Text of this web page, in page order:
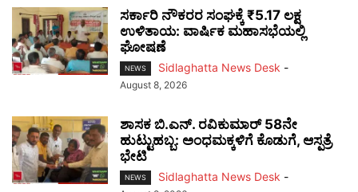
ಸರ್ಕಾರಿ ನೌಕರರ ಸಂಘಕ್ಕೆ ₹5.17 ಲಕ್ಷ
ಉಳಿತಾಯ: ವಾರ್ಷಿಕ ಮಹಾಸಭೆಯಲ್ಲಿ
ಘೋಷಣೆ
NEWS Sidlaghatta News Desk -
August 8, 2026
ಶಾಸಕ ಬಿ.ಎನ್. ರವಿಕುಮಾರ್ 58ನೇ
ಹುಟ್ಟುಹಬ್ಬ: ಅಂಧಮಕ್ಕಳಿಗೆ ಕೊಡುಗೆ, ಆಸ್ಪತ್ರೆ
ಭೇಟಿ
NEWS Sidlaghatta News Desk -